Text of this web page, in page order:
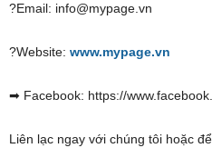
?Email: info@mypage.vn
?Website: www.mypage.vn
➡ Facebook: https://
Liên lạc ngay với chúng tôi hoặc